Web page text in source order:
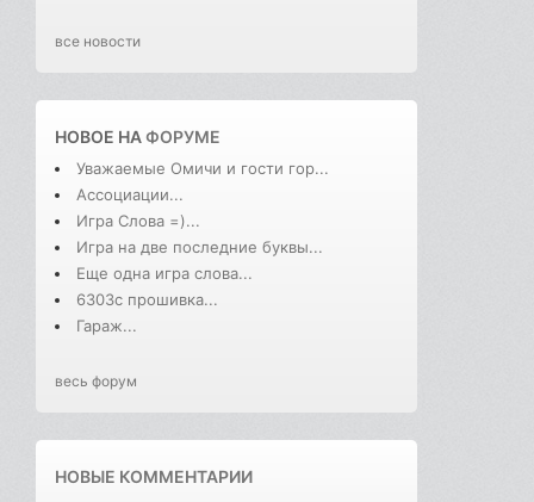
все новости
НОВОЕ НАФОРУМЕ
Уважаемые Омичи и гости гор...
Ассоциации...
Игра Слова =)...
Игра на две последние буквы...
Еще одна игра слова...
6303с прошивка...
Гараж...
весь форум
НОВЫЕ КОММЕНТАРИИ